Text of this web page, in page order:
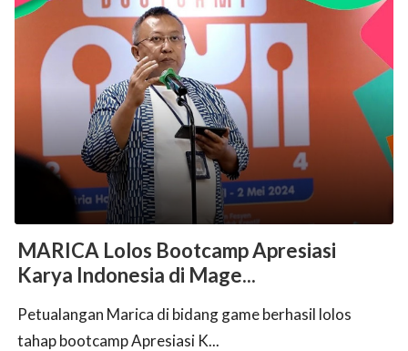
MARICA Lolos Bootcamp Apresiasi
Karya Indonesia di Mage...
Petualangan Marica di bidang game berhasil lolos
tahap bootcamp Apresiasi K...